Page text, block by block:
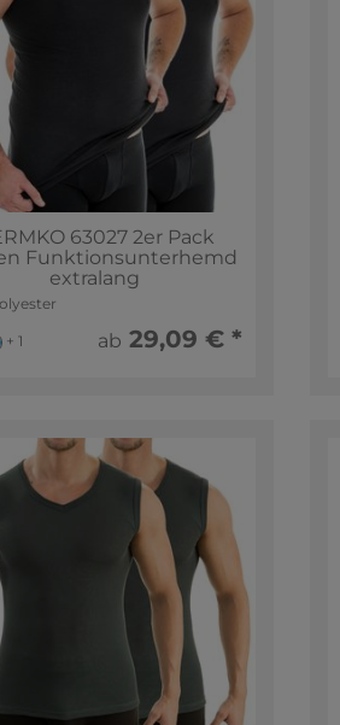
63027 2er Pack
Funktionsunterhemd
extralang
+ 1 ab 29,09 € *